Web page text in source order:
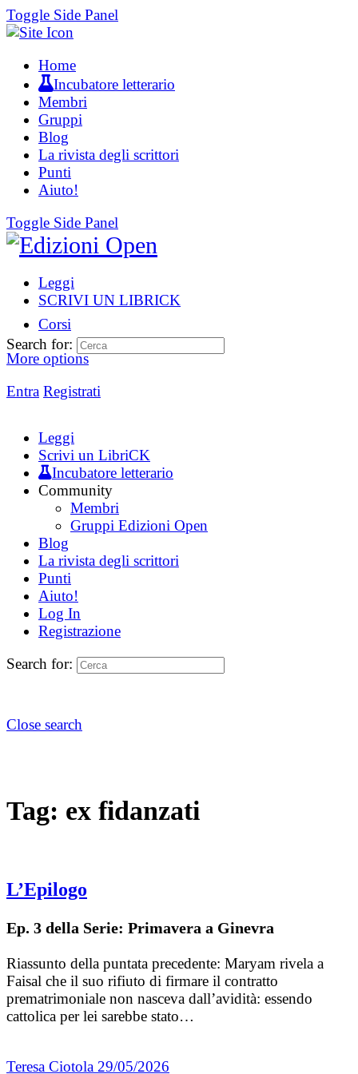
Toggle Side Panel
Home
Incubatore letterario
Membri
Gruppi
Blog
La rivista degli scrittori
Punti
Aiuto!
Toggle Side Panel
Leggi
SCRIVI UN LIBRICK
Corsi
More options
Entra Registrati
Search for:
Leggi
Scrivi un LibriCK
Incubatore letterario
Community
Membri
Gruppi Edizioni Open
Blog
La rivista degli scrittori
Punti
Aiuto!
Log In
Registrazione
Search for:
Close search
Tag: ex fidanzati
L’Epilogo
Ep. 3 della Serie: Primavera a Ginevra
Riassunto della puntata precedente: Maryam rivela a
Faisal che il suo rifiuto di firmare il contratto
prematrimoniale non nasceva dall’avidità: essendo
cattolica per lei sarebbe stato…
Teresa Ciotola 29/05/2026